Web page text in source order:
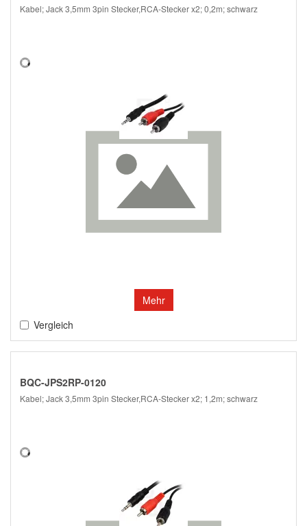
Kabel; Jack 3,5mm 3pin Stecker,RCA-Stecker x2; 0,2m; schwarz
Mehr
Vergleich
BQC-JPS2RP-0120
Kabel; Jack 3,5mm 3pin Stecker,RCA-Stecker x2; 1,2m; schwarz